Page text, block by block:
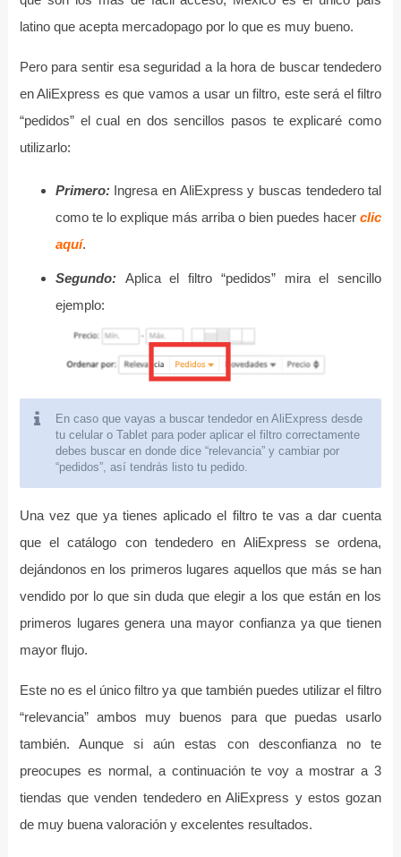
latino que acepta mercadopago por lo que es muy bueno.
Pero para sentir esa seguridad a la hora de buscar tendedero
en AliExpress es que vamos a usar un filtro, este será el filtro
“pedidos” el cual en dos sencillos pasos te explicaré como
utilizarlo:
Primero: Ingresa en AliExpress y buscas tendedero tal
como te lo explique más arriba o bien puedes hacerclic
aquí.
Segundo: Aplica el filtro “pedidos” mira el sencillo
ejemplo:
En caso que vayas a buscar tendedor en AliExpress desde
tu celular o Tablet para poder aplicar el filtro correctamente
debes buscar en donde dice “relevancia” y cambiar por
“pedidos”, así tendrás listo tu pedido.
Una vez que ya tienes aplicado el filtro te vas a dar cuenta
que el catálogo con tendedero en AliExpress se ordena,
dejándonos en los primeros lugares aquellos que más se han
vendido por lo que sin duda que elegir a los que están en los
primeros lugares genera una mayor confianza ya que tienen
mayor flujo.
Este no es el único filtro ya que también puedes utilizar el filtro
“relevancia” ambos muy buenos para que puedas usarlo
también. Aunque si aún estas con desconfianza no te
preocupes es normal, a continuación te voy a mostrar a 3
tiendas que venden tendedero en AliExpress y estos gozan
de muy buena valoración y excelentes resultados.